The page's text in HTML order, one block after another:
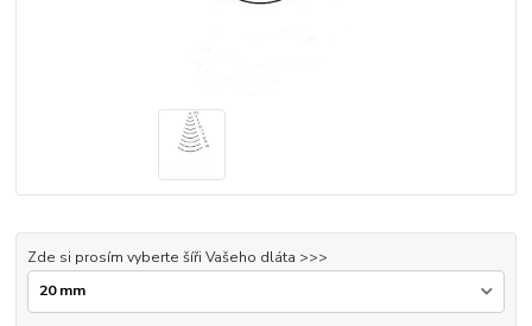
Zde si prosím vyberte šíři Vašeho dláta >>>